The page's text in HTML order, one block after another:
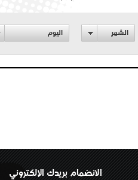
الشهر اليوم
الانضمام بريدك الإلكتروني